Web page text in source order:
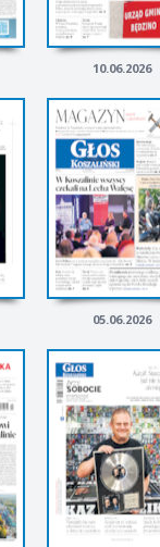
10.06.2026
05.06.2026